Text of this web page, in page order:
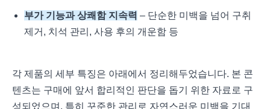
부가 기능과 상쾌함 지속력 – 단순한 미백을 넘어 구취
제거, 치석 관리, 사용 후의 개운함 등
각 제품의 세부 특징은 아래에서 정리해두었습니다. 본 콘
텐츠는 구매에 앞서 합리적인 판단을 돕기 위한 자료로 구
성되었으며, 특히 꾸준한 관리로 자연스러운 미백을 기대